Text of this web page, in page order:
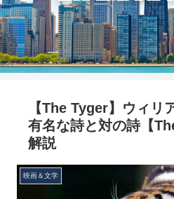
【The Tyger】ウィリ
有名な詩と対の詩【
解説
映画＆文学